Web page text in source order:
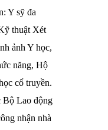
Y sỹ đa
thuật Xét
ảnh Y học,
năng, Hộ
cổ truyền.
Bộ Lao động
nhận nhà